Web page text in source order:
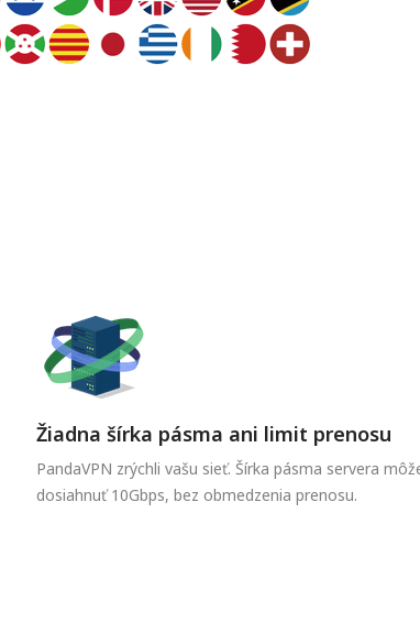
Žiadna šírka pásma ani limit prenosu
PandaVPN zrýchli vašu sieť. Šírka pásma servera
dosiahnuť 10Gbps, bez obmedzenia prenosu.